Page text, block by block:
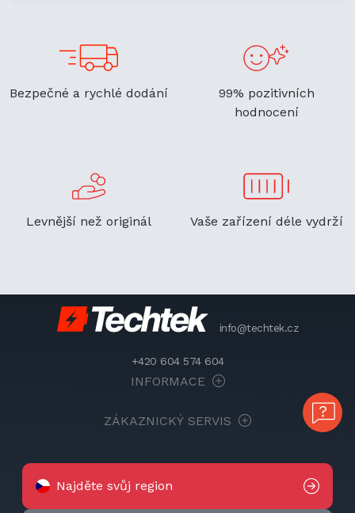
Bezpečné a rychlé dodání
99% pozitivních
hodnocení
Levnější než originál Vaše zařízení déle vydrží
info@techtek.cz
+420 604 574 604
INFORMACE
ZÁKAZNICKÝ SERVIS
Najděte svůj region